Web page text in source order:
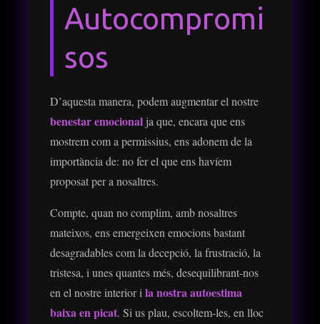
Autocompromi
sos
D’aquesta manera, podem augmentar el nostre
benestar emocional ja que, encara que ens
mostrem com a permissius, ens adonem de la
importància de: no fer el que ens havíem
proposat per a nosaltres.
Compte, quan no complim, amb nosaltres
mateixos, ens emergeixen emocions bastant
desagradables com la decepció, la frustració, la
tristesa, i unes quantes més, desequilibrant-nos
en el nostre interior ila nostra autoestima
baixa en picat. Si us plau, escoltem-les, en lloc